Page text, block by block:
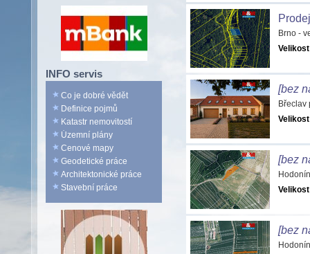
INFO servis
Co je dobré vědět
Definice pojmů
Katastr nemovitostí
Územní plány
Cenové mapy
Geodetické práce
Architektonické práce
Stavební práce
Brno -
[bez
Břeclav
[bez
[bez